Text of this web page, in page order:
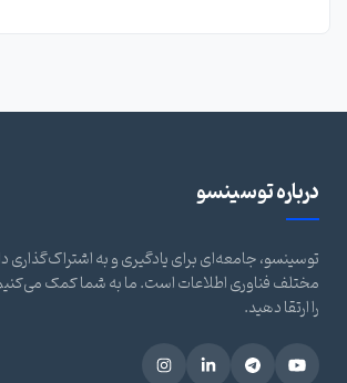
درباره توسینسو
توسینسو، جامعه‌ای برای یادگیری و به
مختلف فناوری اطلاعات است. ما به شما کمک
را ارتقا دهید.